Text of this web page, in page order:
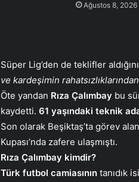
Ağustos 8, 2026
Süper Lig’den de teklifler
ve kardeşimin
Öte yandan Rıza Çalımbay bu
kaydetti. 61 yaşındaki teknik
Son olarak Beşiktaş’ta görev alan
Kupası’nda zafere ulaşmıştı.
Rıza Çalımbay kimdir?
Türk futbol camiasının tanıdık